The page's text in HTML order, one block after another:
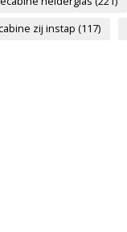
zij instap (117)